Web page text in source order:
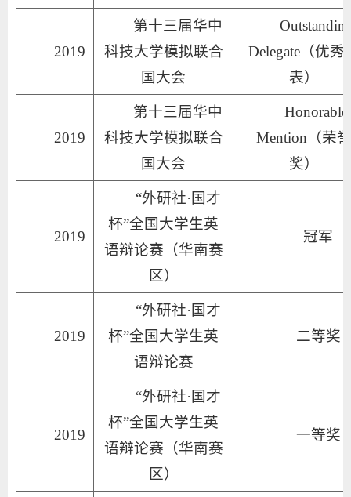
2019
第十三届华中
科技大学模拟联合
国大会
Delegate（优秀
表）
2019
第十三届华中
科技大学模拟联合
国大会
Mention（荣誉
奖）
2019
“外研社·国才
杯”全国大学生英
语辩论赛（华南赛
区）
冠军
2019
“外研社·国才
杯”全国大学生英
语辩论赛
二等奖
2019
“外研社·国才
杯”全国大学生英
语辩论赛（华南赛
区）
一等奖